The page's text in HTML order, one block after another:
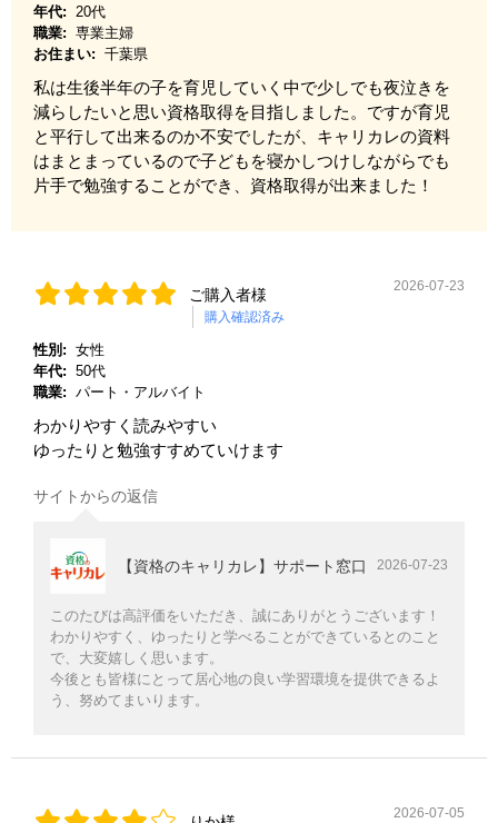
年代:
20代
職業: 専業主婦
お住まい: 千葉県
私は生後半年の子を育児していく中で少しでも夜泣きを
減らしたいと思い資格取得を目指しました。ですが育児
と平行して出来るのか不安でしたが、キャリカレの資料
はまとまっているので子どもを寝かしつけしながらでも
片手で勉強することができ、資格取得が出来ました！
ご購入者様
購入確認済み
2026-07-23
性別: 女性
年代: 50代
職業: パート・アルバイト
わかりやすく読みやすい
ゆったりと勉強すすめていけます
サイトからの返信
【資格のキャリカレ】サポート窓口 2026-07-23
このたびは高評価をいただき、誠にありがとうございます！
わかりやすく、ゆったりと学べることができているとのこと
で、大変嬉しく思います。
今後とも皆様にとって居心地の良い学習環境を提供できるよ
う、努めてまいります。
2026-07-05